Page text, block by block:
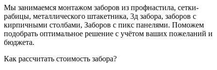
Мы занимаемся монтажом заборов из профнастила, сетки-
рабицы, металлического штакетника, 3д забора, заборов с
кирпичными столбами, Заборов с пикс панелями. Поможем
подобрать оптимальное решение с учётом ваших пожеланий и
бюджета.
Как рассчитать стоимость забора?